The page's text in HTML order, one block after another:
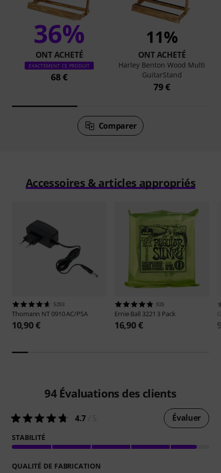
36%
ONT ACHETÉ
EXACTEMENT CE PRODUIT
68 €
11%
ONT ACHETÉ
Harley Benton Wood Multi
GuitarStand
79 €
Comparer
Accessoires & articles appropriés
5293
Thomann NT 0910 AC/PSA
10,90 €
925
Ernie Ball 3221 3 Pack
16,90 €
94 Évaluations des clients
4.7 Évaluer
STABILITÉ
QUALITÉ DE FABRICATION